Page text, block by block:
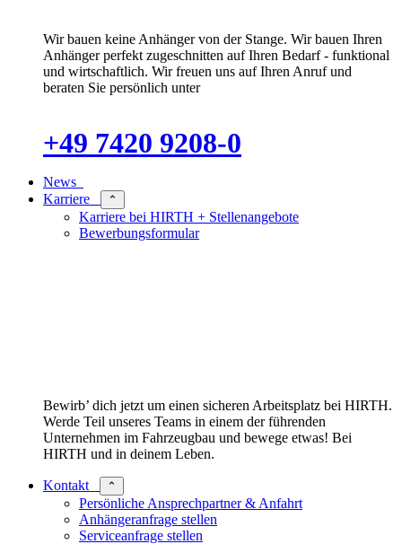
Wir bauen keine Anhänger von der Stange. Wir bauen Ihren
Anhänger perfekt zugeschnitten auf Ihren Bedarf - funktional
und wirtschaftlich. Wir freuen uns auf Ihren Anruf und
beraten Sie persönlich unter
+49 7420 9208-0
News
Karriere
⌃
Karriere bei HIRTH + Stellenangebote
Bewerbungsformular
Bewirb’ dich jetzt um einen sicheren Arbeitsplatz bei HIRTH.
Werde Teil unseres Teams in einem der führenden
Unternehmen im Fahrzeugbau und bewege etwas! Bei
HIRTH und in deinem Leben.
Kontakt ⌃
Persönliche Ansprechpartner & Anfahrt
Anhängeranfrage stellen
Serviceanfrage stellen